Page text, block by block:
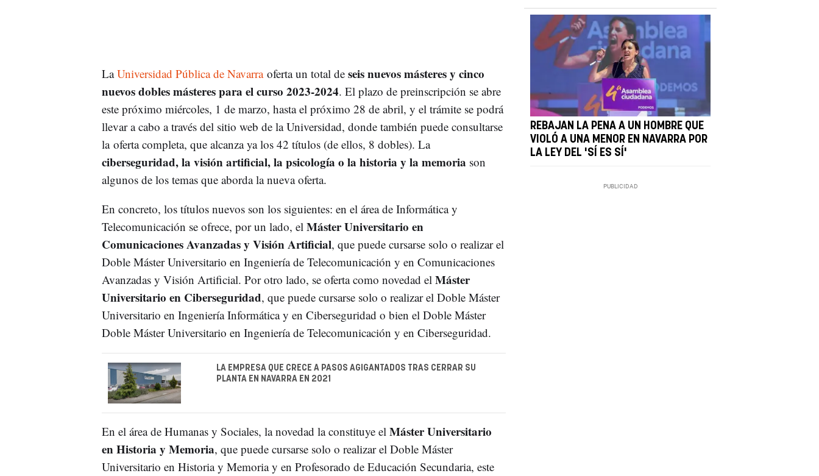
LaUniversidad Pública de Navarraoferta un total de seis nuevos másteres y cinco
nuevos dobles másteres para el curso 2023-2024. El plazo de preinscripción se abre
este próximo miércoles, 1 de marzo, hasta el próximo 28 de abril, y el trámite se podrá
llevar a cabo a través del sitio web de la Universidad, donde también puede consultarse
la oferta completa, que alcanza ya los 42 títulos (de ellos, 8 dobles). La
ciberseguridad, la visión artificial, la psicología o la historia y la memoria son
algunos de los temas que aborda la nueva oferta.
En concreto, los títulos nuevos son los siguientes: en el área de Informática y
Telecomunicación se ofrece, por un lado, el Máster Universitario en
Comunicaciones Avanzadas y Visión Artificial, que puede cursarse solo o realizar el
Doble Máster Universitario en Ingeniería de Telecomunicación y en Comunicaciones
Avanzadas y Visión Artificial. Por otro lado, se oferta como novedad el Máster
Universitario en Ciberseguridad, que puede cursarse solo o realizar el Doble Máster
Universitario en Ingeniería Informática y en Ciberseguridad o bien el Doble Máster
Doble Máster Universitario en Ingeniería de Telecomunicación y en Ciberseguridad.
LA EMPRESA QUE CRECE A PASOS AGIGANTADOS TRAS CERRAR SU
PLANTA EN NAVARRA EN 2021
En el área de Humanas y Sociales, la novedad la constituye el Máster Universitario
en Historia y Memoria, que puede cursarse solo o realizar el Doble Máster
Universitario en Historia y Memoria y en Profesorado de Educación Secundaria, este
REBAJAN LA PENA A UN HOMBRE QUE
VIOLÓ A UNA MENOR EN NAVARRA POR
LA LEY DEL 'SÍ ES SÍ'